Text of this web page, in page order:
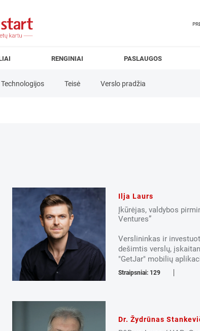
RENGINIAI PASLAUGOS
Technologijos Teisė Verslo pradžia
Ilja Laurs
Įkūrėjas, valdybos
Ventures”
Verslininkas ir
dešimtis verslų,
"GetJar" mobilių
Straipsniai: 129
Dr. Žydrūnas